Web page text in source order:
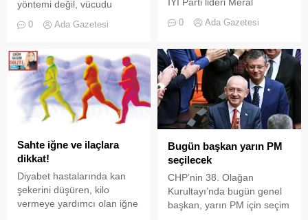
yöntemi değil, vücudu
yöntemler. Doğru kişiye, işin
uygulandığında, bölgesel
yağlanmaların, sarkmaların
önüne geçmek mümkün.
0 Ada Gazetesi
Kurultayı'nda eski CHP
Kılıçdaroğlu'nun 'Sırtımdan
hançerlendim' sözlerine
yanıt verdi. Akşener,
CHP'deki değişim sonrası
merak edilen 'ittifak'
tartışmalarına da noktayı
0 Ada Gazetesi
Sahte iğne ve ilaçlara
dikkat!
Diyabet hastalarında kan
şekerini düşüren, kilo
vermeye yardımcı olan iğne
Bugün başkan yarın PM
seçilecek
CHP’nin 38. Olağan
Kurultayı’nda bugün genel
başkan, yarın PM için seçim